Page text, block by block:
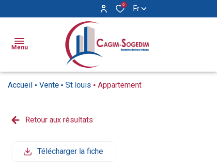
0 Fr
Menu
Appartements
Locations
Appartements
Vendus
Accueil Vente St louis Appartement
Retour aux résultats
Télécharger la fiche